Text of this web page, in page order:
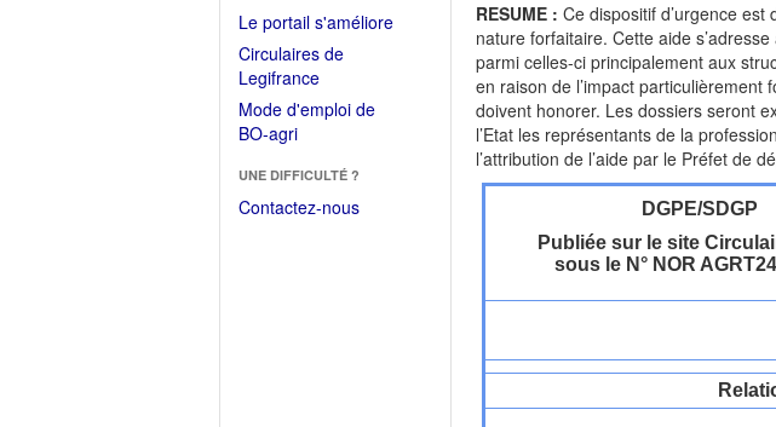
Le portail s'améliore(Fichier
Circulaires de
Legifrance(Ouvrir
dans
une
fenêtre)
Mode d'emploi de
BO-agri(Ouvrir
une
nouvelle
UNE DIFFICULTÉ ?
Contactez-nous
RESUME : Ce dispositif d’urgence
nature forfaitaire. Cette aide
parmi celles-ci principalement aux
en raison de l’impact particulièrement
doivent honorer. Les dossiers seront
l’Etat les représentants de la
l’attribution de l’aide par le Préfet de
DGPE/SDGP
Publiée sur le site
sous le N° NOR